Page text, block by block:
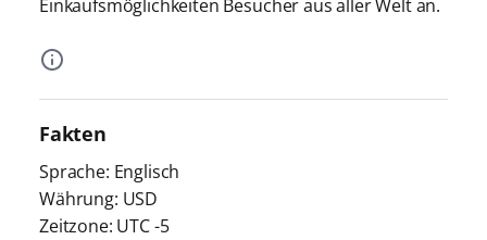
Einkaufsmöglichkeiten Besucher aus aller Welt an.
Fakten
Sprache: Englisch
Währung: USD
Zeitzone: UTC -5